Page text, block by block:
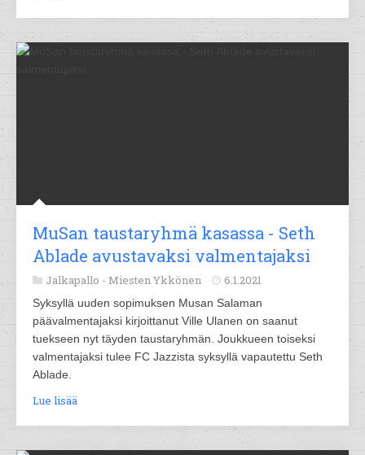
MuSan taustaryhmä kasassa - Seth
Ablade avustavaksi valmentajaksi
Jalkapallo - Miesten Ykkönen 6.1.2021
Syksyllä uuden sopimuksen Musan Salaman
päävalmentajaksi kirjoittanut Ville Ulanen on saanut
tuekseen nyt täyden taustaryhmän. Joukkueen toiseksi
valmentajaksi tulee FC Jazzista syksyllä vapautettu Seth
Ablade.
Lue lisää